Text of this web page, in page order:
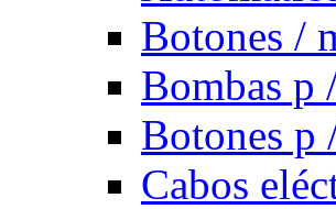
Botones /
Bombas p
Botones p
Cabos